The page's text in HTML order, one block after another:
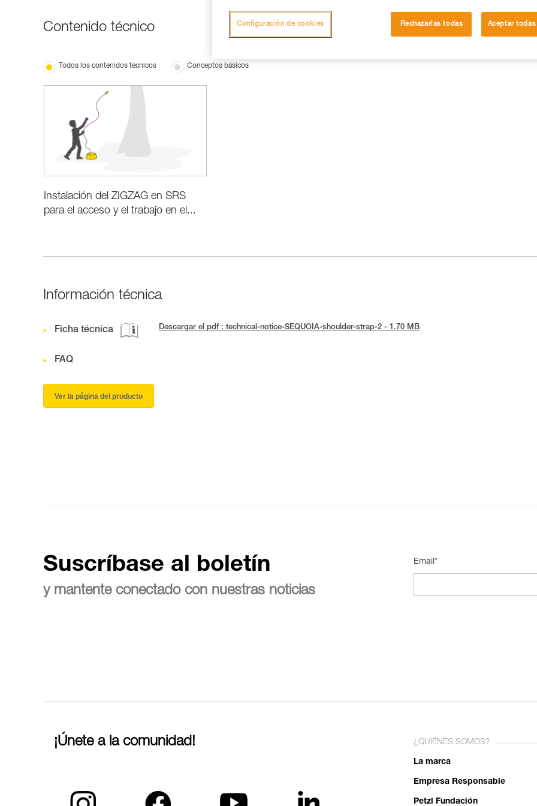
Contenido técnico
Todos los contenidos técnicos Conceptos básicos
Instalación del ZIGZAG en SRS
para el acceso y el trabajo en el...
Información técnica
Ficha técnica Descargar el pdf : technical-notice-SEQUOIA-shoulder-strap-2 - 1.70 MB
FAQ
Ver la página del producto
Suscríbase al boletín
y mantente conectado con nuestras noticias
Email*
¡Únete a la comunidad! ¿QUIÉNES SOMOS?
La marca
Empresa Responsable
Petzl Fundación
Rechazarlas todas Aceptar
Configuración de cookies